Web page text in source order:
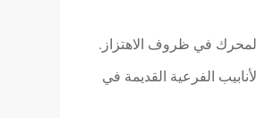
في ظروف الاهتزاز.
الفرعية القديمة في